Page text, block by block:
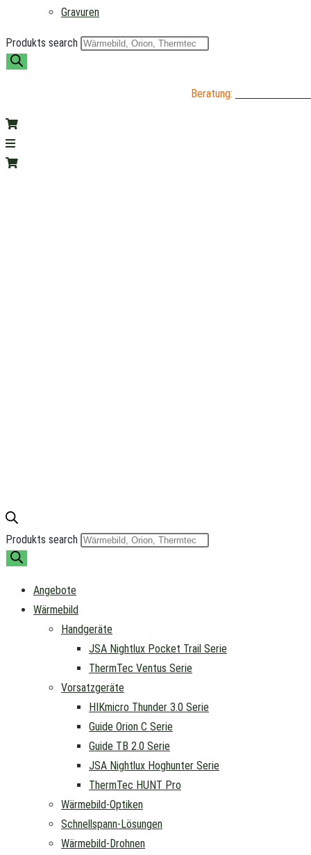
Gravuren
Produkts search
Beratung:
Produkts search
Angebote
Wärmebild
Handgeräte
JSA Nightlux Pocket Trail Serie
ThermTec Ventus Serie
Vorsatzgeräte
HIKmicro Thunder 3.0 Serie
Guide Orion C Serie
Guide TB 2.0 Serie
JSA Nightlux Hoghunter Serie
ThermTec HUNT Pro
Wärmebild-Optiken
Schnellspann-Lösungen
Wärmebild-Drohnen